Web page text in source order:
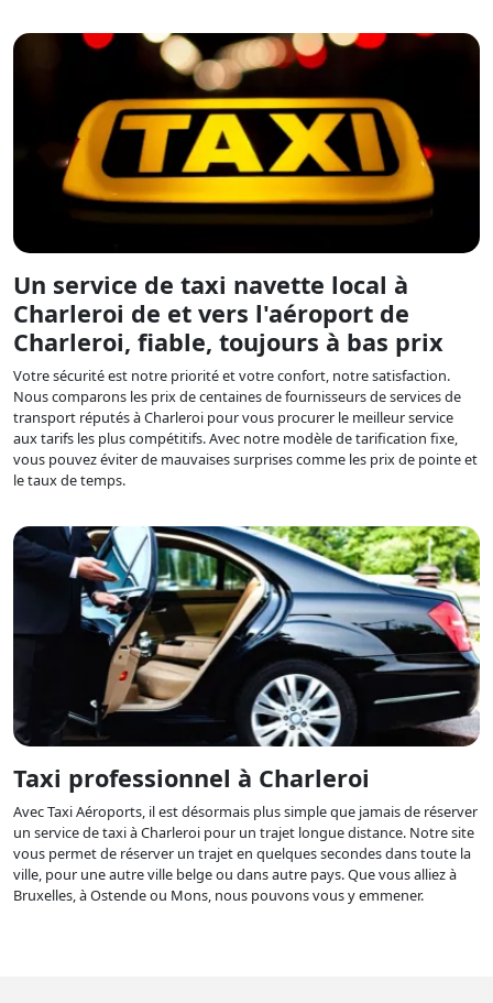
Un service de taxi navette local à
Charleroi de et vers l'aéroport de
Charleroi, fiable, toujours à bas prix
Votre sécurité est notre priorité et votre confort, notre satisfaction.
Nous comparons les prix de centaines de fournisseurs de services de
transport réputés à Charleroi pour vous procurer le meilleur service
aux tarifs les plus compétitifs. Avec notre modèle de tarification fixe,
vous pouvez éviter de mauvaises surprises comme les prix de pointe et
le taux de temps.
Taxi professionnel à Charleroi
Avec Taxi Aéroports, il est désormais plus simple que jamais de réserver
un service de taxi à Charleroi pour un trajet longue distance. Notre site
vous permet de réserver un trajet en quelques secondes dans toute la
ville, pour une autre ville belge ou dans autre pays. Que vous alliez à
Bruxelles, à Ostende ou Mons, nous pouvons vous y emmener.